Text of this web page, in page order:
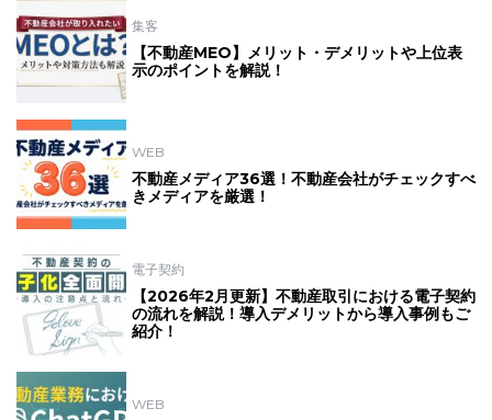
集客
【不動産MEO】メリット・デメリットや上位表
示のポイントを解説！
WEB
不動産メディア36選！不動産会社がチェックすべ
きメディアを厳選！
電子契約
【2026年2月更新】不動産取引における電子契約
の流れを解説！導入デメリットから導入事例もご
紹介！
WEB